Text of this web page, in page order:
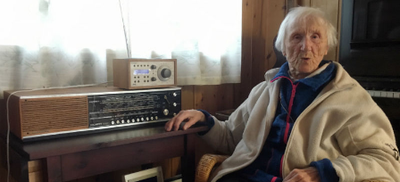
PODCAST
NEWSLETTER
I MIEI PREFERITI